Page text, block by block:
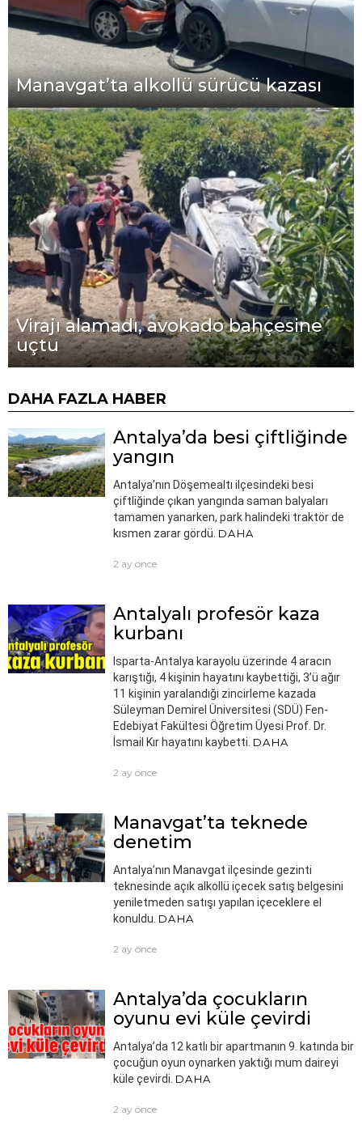
Manavgat’ta alkollü sürücü kazası
Virajı alamadı, avokado bahçesine
uçtu
DAHA FAZLA HABER
Antalya’da besi çiftliğinde
yangın
Antalya’nın Döşemealtı ilçesindeki besi
çiftliğinde çıkan yangında saman balyaları
tamamen yanarken, park halindeki traktör de
kısmen zarar gördü. DAHA
2 ay önce
Antalyalı profesör kaza
kurbanı
Isparta-Antalya karayolu üzerinde 4 aracın
karıştığı, 4 kişinin hayatını kaybettiği, 3’ü ağır
11 kişinin yaralandığı zincirleme kazada
Süleyman Demirel Üniversitesi (SDÜ) Fen-
Edebiyat Fakültesi Öğretim Üyesi Prof. Dr.
İsmail Kır hayatını kaybetti. DAHA
2 ay önce
Manavgat’ta teknede
denetim
Antalya’nın Manavgat ilçesinde gezinti
teknesinde açık alkollü içecek satış belgesini
yeniletmeden satışı yapılan içeceklere el
konuldu. DAHA
2 ay önce
Antalya’da çocukların
oyunu evi küle çevirdi
Antalya’da 12 katlı bir apartmanın 9. katında bir
çocuğun oyun oynarken yaktığı mum daireyi
küle çevirdi. DAHA
2 ay önce